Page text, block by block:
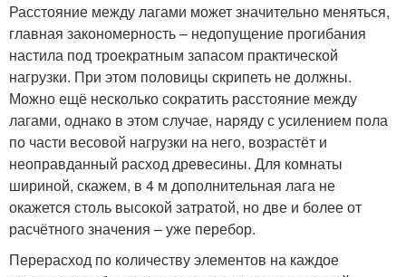
Расстояние между лагами может значительно меняться,
главная закономерность – недопущение прогибания
настила под троекратным запасом практической
нагрузки. При этом половицы скрипеть не должны.
Можно ещё несколько сократить расстояние между
лагами, однако в этом случае, наряду с усилением пола
по части весовой нагрузки на него, возрастёт и
неоправданный расход древесины. Для комнаты
шириной, скажем, в 4 м дополнительная лага не
окажется столь высокой затратой, но две и более от
расчётного значения – уже перебор.
Перерасход по количеству элементов на каждое